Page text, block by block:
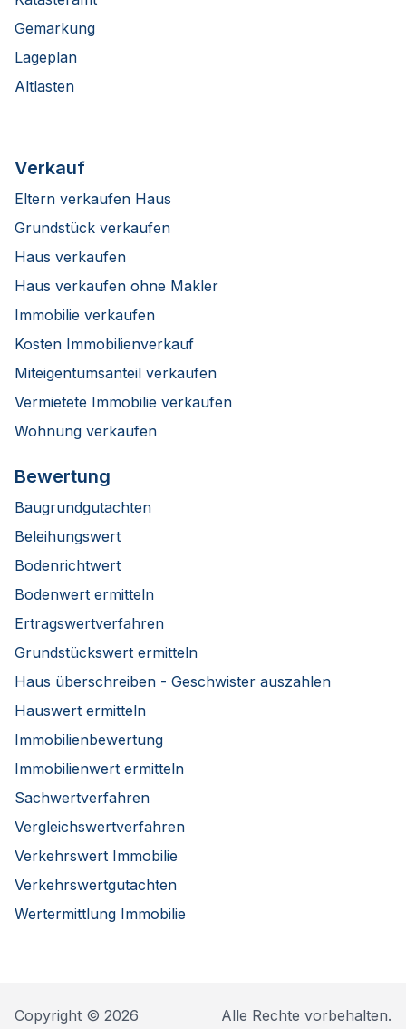
Gemarkung
Lageplan
Altlasten
Verkauf
Eltern verkaufen Haus
Grundstück verkaufen
Haus verkaufen
Haus verkaufen ohne Makler
Immobilie verkaufen
Kosten Immobilienverkauf
Miteigentumsanteil verkaufen
Vermietete Immobilie verkaufen
Wohnung verkaufen
Bewertung
Baugrundgutachten
Beleihungswert
Bodenrichtwert
Bodenwert ermitteln
Ertragswertverfahren
Grundstückswert ermitteln
Haus überschreiben - Geschwister auszahlen
Hauswert ermitteln
Immobilienbewertung
Immobilienwert ermitteln
Sachwertverfahren
Vergleichswertverfahren
Verkehrswert Immobilie
Verkehrswertgutachten
Wertermittlung Immobilie
Copyright © 2026
Alle Rechte vorbehalten.